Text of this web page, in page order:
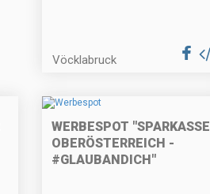
Vöcklabruck
WERBESPOT "SPARKASSE
OBERÖSTERREICH -
#GLAUBANDICH"